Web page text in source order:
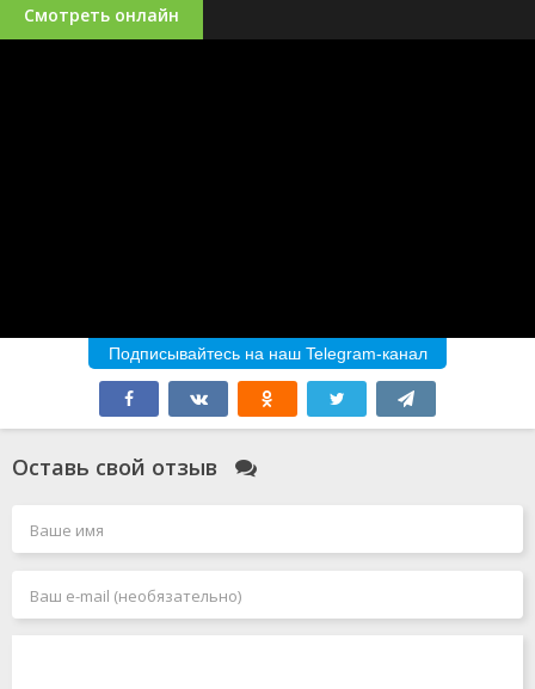
Смотреть онлайн
Подписывайтесь на наш Telegram-канал
Оставь свой отзыв